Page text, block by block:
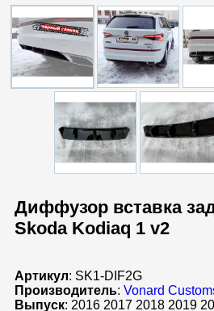
Диффузор вставка
Skoda Kodiaq 1 v2
Артикул: SK1-DIF2G
Производитель: Vonard
Выпуск: 2016 2017 2018 2019